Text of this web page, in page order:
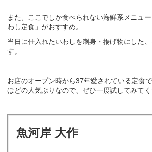
また、ここでしか食べられない海鮮系メニュ
わし定食」がおすすめ。
当日に仕入れたいわしを刺身・揚げ物にした
す。
お店のオープン時から37年愛されている定食
ほどの人気ぶりなので、ぜひ一度試してみてく
魚河岸 大作